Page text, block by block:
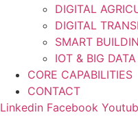
DIGITAL
DIGITAL
SMART
IOT & BIG
CORE CAPABILITIES
CONTACT
Linkedin Facebook